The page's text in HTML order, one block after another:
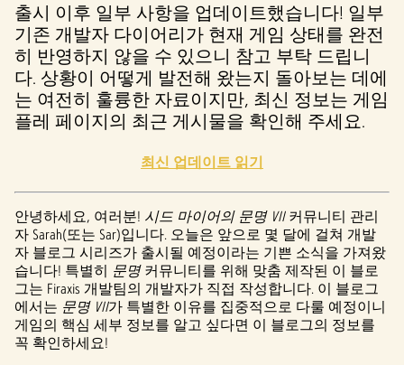
출시 이후 일부 사항을 업데이트했습니다! 일부
기존 개발자 다이어리가 현재 게임 상태를 완전
히 반영하지 않을 수 있으니 참고 부탁 드립니
다. 상황이 어떻게 발전해 왔는지 돌아보는 데에
는 여전히 훌륭한 자료이지만, 최신 정보는 게임
플레 페이지의 최근 게시물을 확인해 주세요.
최신 업데이트 읽기
안녕하세요, 여러분! 시드 마이어의 문명 VII커뮤니티 관리
자 Sarah(또는 Sar)입니다. 오늘은 앞으로 몇 달에 걸쳐 개발
자 블로그 시리즈가 출시될 예정이라는 기쁜 소식을 가져왔
습니다! 특별히 문명커뮤니티를 위해 맞춤 제작된 이 블로
그는 Firaxis 개발팀의 개발자가 직접 작성합니다. 이 블로그
에서는 문명 VII가 특별한 이유를 집중적으로 다룰 예정이니
게임의 핵심 세부 정보를 알고 싶다면 이 블로그의 정보를
꼭 확인하세요!